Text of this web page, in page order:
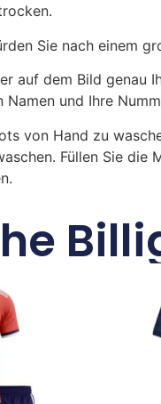
Sie nach einem
auf dem Bild genau
und Ihre
von Hand zu
Füllen Sie die